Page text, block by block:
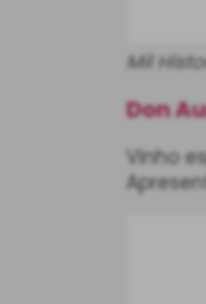
Mil
Don
Vinho